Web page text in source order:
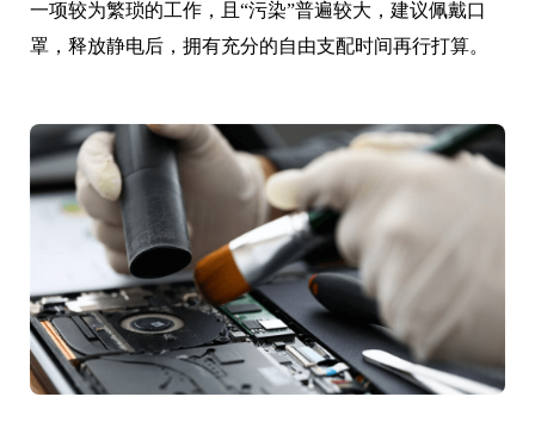
一项较为繁琐的工作，且“污染”普遍较大，建议佩戴口
罩，释放静电后，拥有充分的自由支配时间再行打算。